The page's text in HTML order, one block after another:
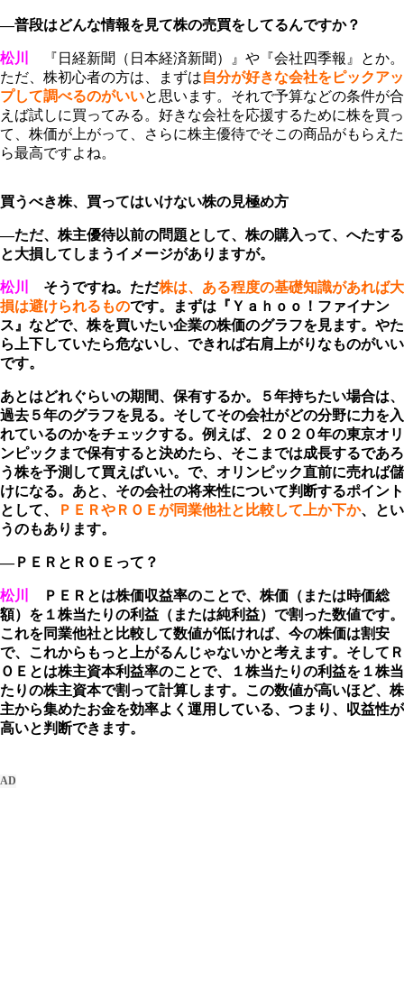
―普段はどんな情報を見て株の売買をしてるんですか？
松川
『日経新聞（日本経済新聞）』や『会社四季報』とか。
ただ、株初心者の方は、まずは自分が好きな会社をピックアッ
プして調べるのがいいと思います。それで予算などの条件が合
えば試しに買ってみる。好きな会社を応援するために株を買っ
て、株価が上がって、さらに株主優待でそこの商品がもらえた
ら最高ですよね。
買うべき株、買ってはいけない株の見極め方
―ただ、株主優待以前の問題として、株の購入って、へたする
と大損してしまうイメージがありますが。
松川 そうですね。ただ株は、ある程度の基礎知識があれば大
損は避けられるものです。まずは『Ｙａｈｏｏ！ファイナン
ス』などで、株を買いたい企業の株価のグラフを見ます。やた
ら上下していたら危ないし、できれば右肩上がりなものがいい
です。
あとはどれぐらいの期間、保有するか。５年持ちたい場合は、
過去５年のグラフを見る。そしてその会社がどの分野に力を入
れているのかをチェックする。例えば、２０２０年の東京オリ
ンピックまで保有すると決めたら、そこまでは成長するであろ
う株を予測して買えばいい。で、オリンピック直前に売れば儲
けになる。あと、その会社の将来性について判断するポイント
として、
ＰＥＲやＲＯＥが同業他社と比較して上か下か、とい
うのもあります。
―ＰＥＲとＲＯＥって？
松川
ＰＥＲとは株価収益率のことで、株価（または時価総
額）を１株当たりの利益（または純利益）で割った数値です。
これを同業他社と比較して数値が低ければ、今の株価は割安
で、これからもっと上がるんじゃないかと考えます。そしてＲ
ＯＥとは株主資本利益率のことで、１株当たりの利益を１株当
たりの株主資本で割って計算します。この数値が高いほど、株
主から集めたお金を効率よく運用している、つまり、収益性が
高いと判断できます。